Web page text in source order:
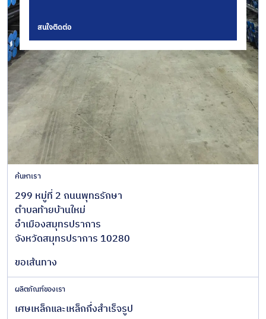
สนใจติดต่อ
ค้นหาเรา
299 หมู่ที่ 2 ถนนพุทธรักษา
ตำบลท้ายบ้านใหม่
อำเมืองสมุทรปราการ
จังหวัดสมุทรปราการ 10280
ขอเส้นทาง
ผลิตภัณฑ์ของเรา
เศษเหล็กและเหล็กกึ่งสำเร็จรูป